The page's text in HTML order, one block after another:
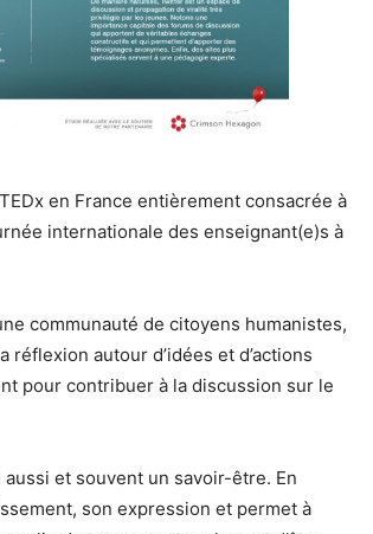
en France entièrement consacrée à
internationale des enseignant(e)s à
communauté de citoyens humanistes,
autour d’idées et d’actions
pour contribuer à la discussion sur le
aussi et souvent un savoir-être. En
son expression et permet à